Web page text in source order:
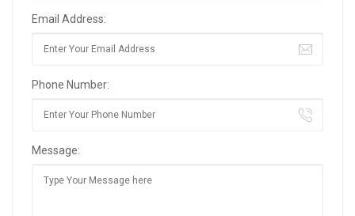
Email Address:
Phone Number:
Message: